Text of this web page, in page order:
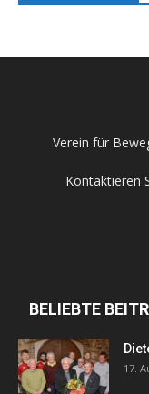
Verein für
Kontaktieren
BELIEBTE
17.